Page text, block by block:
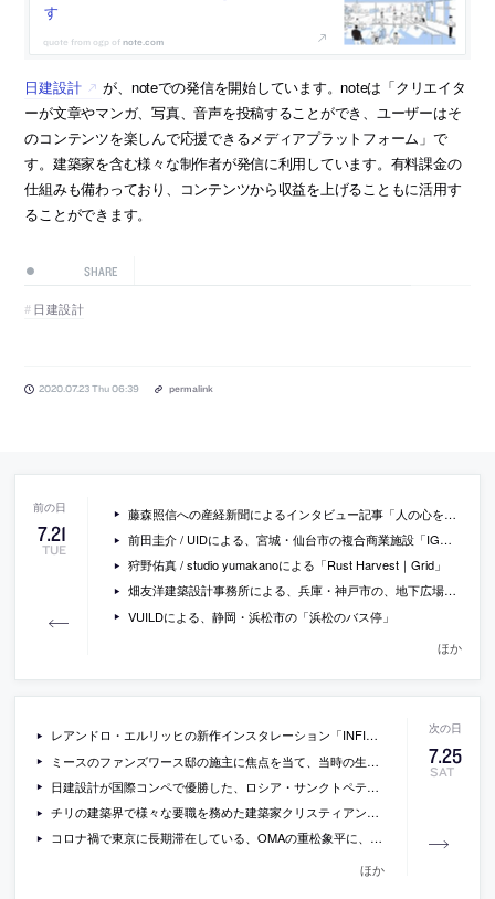
す
note.com
日建設計
が、noteでの発信を開始しています。noteは「クリエイタ
ーが文章やマンガ、写真、音声を投稿することができ、ユーザーはそ
のコンテンツを楽しんで応援できるメディアプラットフォーム」で
す。建築家を含む様々な制作者が発信に利用しています。有料課金の
仕組みも備わっており、コンテンツから収益を上げることもに活用す
ることができます。
SHARE
日建設計
2020.07.23 Thu 06:39 permalink
7.21
TUE
藤森照信への産経新聞によるインタビュー記事「人の心を打つ 類を見ない建築 建築史家・建築家 藤森照信さん」
前田圭介 / UIDによる、宮城・仙台市の複合商業施設「IGOONE ARAI」
狩野佑真 / studio yumakanoによる「Rust Harvest｜Grid」
畑友洋建築設計事務所による、兵庫・神戸市の、地下広場の改修「三宮プラッツ」の写真
VUILDによる、静岡・浜松市の「浜松のバス停」
ほか
7.25
SAT
レアンドロ・エルリッヒの新作インスタレーション「INFINITE STAIR CASE」が、金沢にオープンした現代美術館「KAMU」で公開中
ミースのファンズワース邸の施主に焦点を当て、当時の生活の様子を資料から再現したインスタレーションが企画「Edith Farnsworth Reconsidered」の一環として公開。VRでも閲覧可能
日建設計が国際コンペで優勝した、ロシア・サンクトペテルブルクの石油企業の為の複合施設のCG動画
チリの建築界で様々な要職を務めた建築家クリスティアン・ボサが、1997年に自身と家族の為に完成させた、チリの海岸沿いの週末住宅「Los Vilos House」の現在の様子を捉えた写真と図面
コロナ禍で東京に長期滞在している、OMAの重松象平に、都市の変化に関する考察などを聞いているインタビュー
ほか